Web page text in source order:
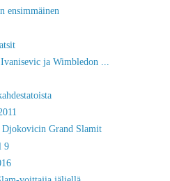
ensimmäinen
ja Wimbledon ...
Grand Slamit
9